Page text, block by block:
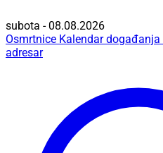
subota - 08.08.2026
Osmrtnice Kalendar događanja
adresar